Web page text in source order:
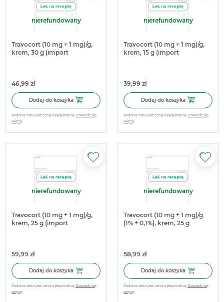
nierefundowany
Travocort (10 mg + 1 mg)/g,
krem, 30 g (import
46,99 zł
Dodaj do koszyka Dodaj do koszyka Travocort (10 mg + 1 mg)/g, krem, 30 g
Podana cena jest ceną maksymalną. Dowiedz się
więcej
nierefundowany
Travocort (10 mg + 1 mg)/g,
krem, 15 g (import
39,99 zł
Dodaj do koszyka Dodaj do
Podana cena jest ceną maksymalną. Dowiedz się
więcej
nierefundowany
Travocort (10 mg + 1 mg)/g,
krem, 25 g (import
59,99 zł
Dodaj do koszyka Dodaj do koszyka Travocort (10 mg + 1 mg)/g, krem, 25 g
Podana cena jest ceną maksymalną. Dowiedz się
więcej
nierefundowany
Travocort (10 mg + 1 mg)/g
(1% + 0,1%), krem, 25 g
58,99 zł
Dodaj do koszyka Dodaj do
Podana cena jest ceną maksymalną. Dowiedz się
więcej